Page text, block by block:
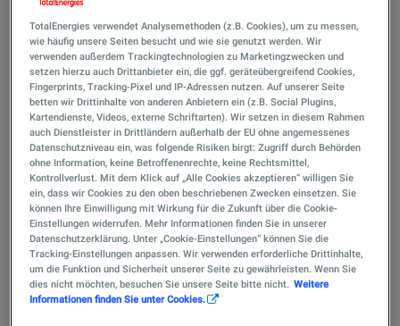
Antoine Becker hat zu Jahresbeginn die
Leitung des Bereichs Offshore Wind bei
TotalEnergies in Deutschland übernommen.
Der Bereich wurde neu gegründet und ist
TotalEnergies verwendet Analysemethoden (z.B. Cookies), um zu messen,
wie häufig unsere Seiten besucht und wie sie genutzt werden. Wir
verwenden außerdem Trackingtechnologien zu Marketingzwecken und
setzen hierzu auch Drittanbieter ein, die ggf. geräteübergreifend Cookies,
Fingerprints, Tracking-Pixel und IP-Adressen nutzen. Auf unserer Seite
betten wir Drittinhalte von anderen Anbietern ein (z.B. Social Plugins,
Kartendienste, Videos, externe Schriftarten). Wir setzen in diesem Rahmen
auch Dienstleister in Drittländern außerhalb der EU ohne angemessenes
Datenschutzniveau ein, was folgende Risiken birgt: Zugriff durch Behörden
ohne Information, keine Betroffenenrechte, keine Rechtsmittel,
Kontrollverlust. Mit dem Klick auf „Alle Cookies akzeptieren“ willigen Sie
ein, dass wir Cookies zu den oben beschriebenen Zwecken einsetzen. Sie
können Ihre Einwilligung mit Wirkung für die Zukunft über die Cookie-
Einstellungen widerrufen. Mehr Informationen finden Sie in unserer
Datenschutzerklärung. Unter „Cookie-Einstellungen“ können Sie die
Tracking-Einstellungen anpassen. Wir verwenden erforderliche Drittinhalte,
um die Funktion und Sicherheit unserer Seite zu gewährleisten. Wenn Sie
dies nicht möchten, besuchen Sie unsere Seite bitte nicht. Weitere
Informationen finden Sie unter Cookies.